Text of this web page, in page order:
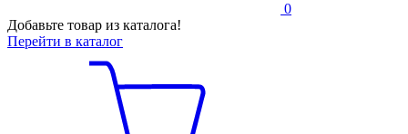
0
Добавьте товар из каталога!
Перейти в каталог